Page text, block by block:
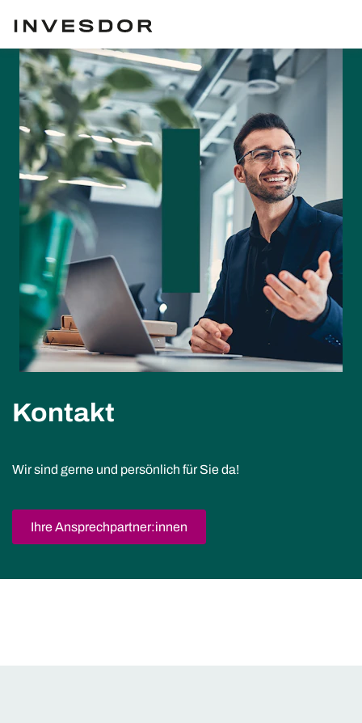
Kontakt
Wir sind gerne und persönlich für Sie da!
Ihre Ansprechpartner:innen